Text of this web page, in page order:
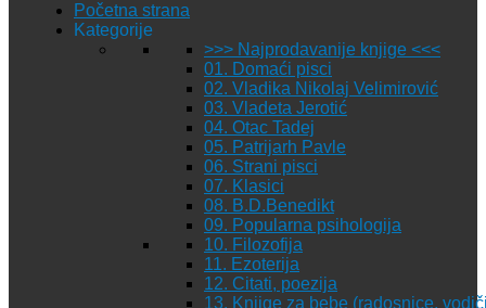
Početna strana
Kategorije
>>> Najprodavanije knjige <<<
01. Domaći pisci
02. Vladika Nikolaj Velimirović
03. Vladeta Jerotić
04. Otac Tadej
05. Patrijarh Pavle
06. Strani pisci
07. Klasici
08. B.D.Benedikt
09. Popularna psihologija
10. Filozofija
11. Ezoterija
12. Citati, poezija
13. Knjige za bebe (radosnice,